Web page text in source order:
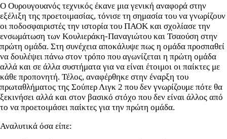
Ο Ουρουγουανός τεχνικός έκανε μια γενική αναφορά στην
εξέλιξη της προετοιμασίας, τόνισε τη σημασία του να γνωρίζουν
οι ποδοσφαιριστές την ιστορία του ΠΑΟΚ και σχολίασε την
ενσωμάτωση των Κουλιεράκη-Παναγιώτου και Τσαούση στην
πρώτη ομάδα. Στη συνέχεια αποκάλυψε πως η ομάδα προσπαθεί
να δουλέψει πάνω στον τρόπο που αγωνίζεται η πρώτη ομάδα
αλλά και σε άλλα συστήματα για να είναι έτοιμοι οι παίκτες με
κάθε προπονητή. Τέλος, αναφέρθηκε στην έναρξη του
πρωταθλήματος της Σούπερ Λιγκ 2 που δεν γνωρίζουμε πότε θα
ξεκινήσει αλλά και στον βασικό στόχο που δεν είναι άλλος από
το να προετοιμάσει παίκτες για την πρώτη ομάδα.
Αναλυτικά όσα είπε: